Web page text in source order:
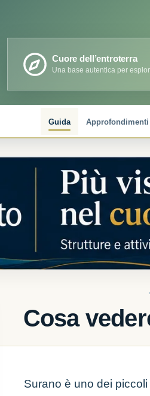
Cuore dell’entroterra
Una base autentica per
Guida Approfondimenti
Cosa
Surano è uno dei